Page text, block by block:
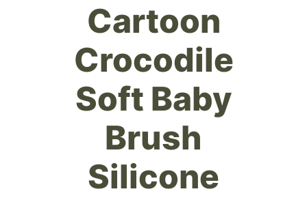
Cartoon
Crocodile
Soft Baby
Brush
Silicone